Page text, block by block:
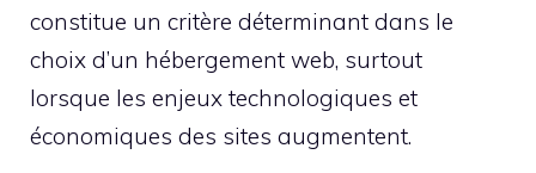
constitue un critère déterminant dans le
choix d’un hébergement web, surtout
lorsque les enjeux technologiques et
économiques des sites augmentent.